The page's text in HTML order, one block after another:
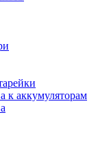
к аккумуляторам